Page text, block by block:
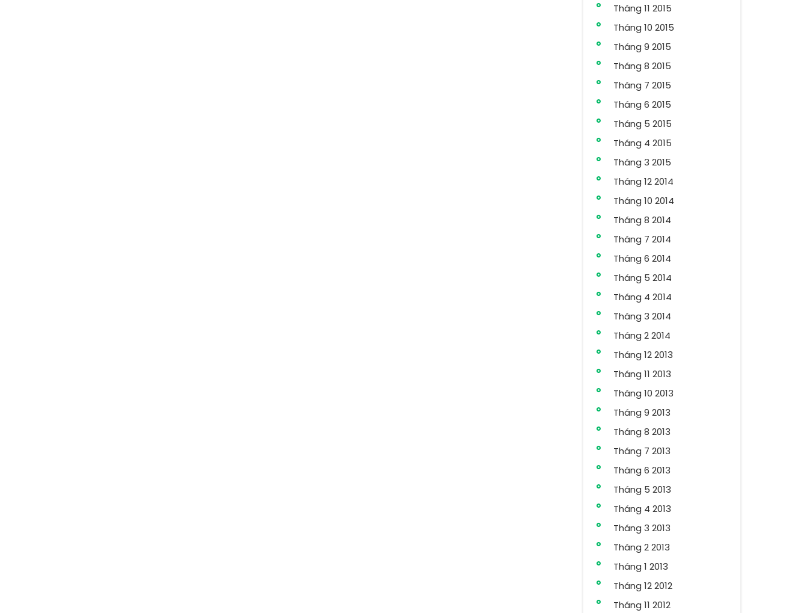
Tháng 11 2015
Tháng 10 2015
Tháng 9 2015
Tháng 8 2015
Tháng 7 2015
Tháng 6 2015
Tháng 5 2015
Tháng 4 2015
Tháng 3 2015
Tháng 12 2014
Tháng 10 2014
Tháng 8 2014
Tháng 7 2014
Tháng 6 2014
Tháng 5 2014
Tháng 4 2014
Tháng 3 2014
Tháng 2 2014
Tháng 12 2013
Tháng 11 2013
Tháng 10 2013
Tháng 9 2013
Tháng 8 2013
Tháng 7 2013
Tháng 6 2013
Tháng 5 2013
Tháng 4 2013
Tháng 3 2013
Tháng 2 2013
Tháng 1 2013
Tháng 12 2012
Tháng 11 2012